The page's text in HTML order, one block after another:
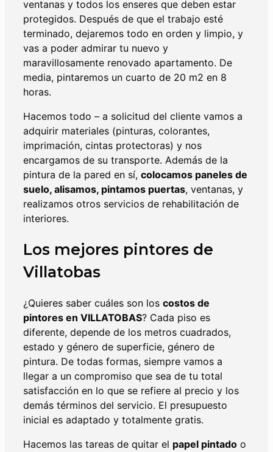
ventanas y todos los enseres que deben estar
protegidos. Después de que el trabajo esté
terminado, dejaremos todo en orden y limpio, y
vas a poder admirar tu nuevo y
maravillosamente renovado apartamento. De
media, pintaremos un cuarto de 20 m2 en 8
horas.
Hacemos todo – a solicitud del cliente vamos a
adquirir materiales (pinturas, colorantes,
imprimación, cintas protectoras) y nos
encargamos de su transporte. Además de la
pintura de la pared en sí, colocamos paneles de
suelo, alisamos, pintamos puertas, ventanas, y
realizamos otros servicios de rehabilitación de
interiores.
Los mejores pintores de
Villatobas
¿Quieres saber cuáles son los costos de
pintores en VILLATOBAS? Cada piso es
diferente, depende de los metros cuadrados,
estado y género de superficie, género de
pintura. De todas formas, siempre vamos a
llegar a un compromiso que sea de tu total
satisfacción en lo que se refiere al precio y los
demás términos del servicio. El presupuesto
inicial es adaptado y totalmente gratis.
Hacemos las tareas de quitar el papel pintado o